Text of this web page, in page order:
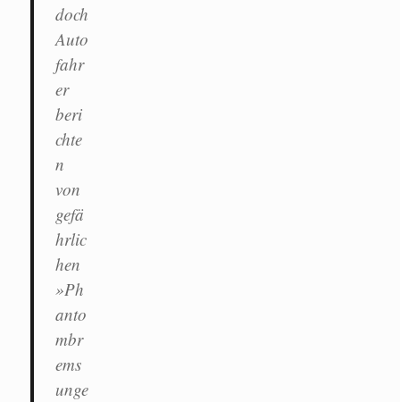
doch
Auto
fahr
er
beri
chte
n
von
gefä
hrlic
hen
»Ph
anto
mbr
ems
unge